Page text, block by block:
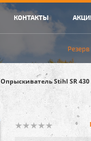
КОНТАКТЫ
Резерв
Опрыскиватель Stihl SR 430